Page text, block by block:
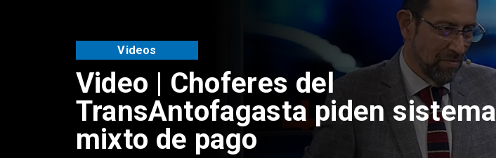
Video | Choferes del
TransAntofagasta piden sistema
mixto de pago
Videos